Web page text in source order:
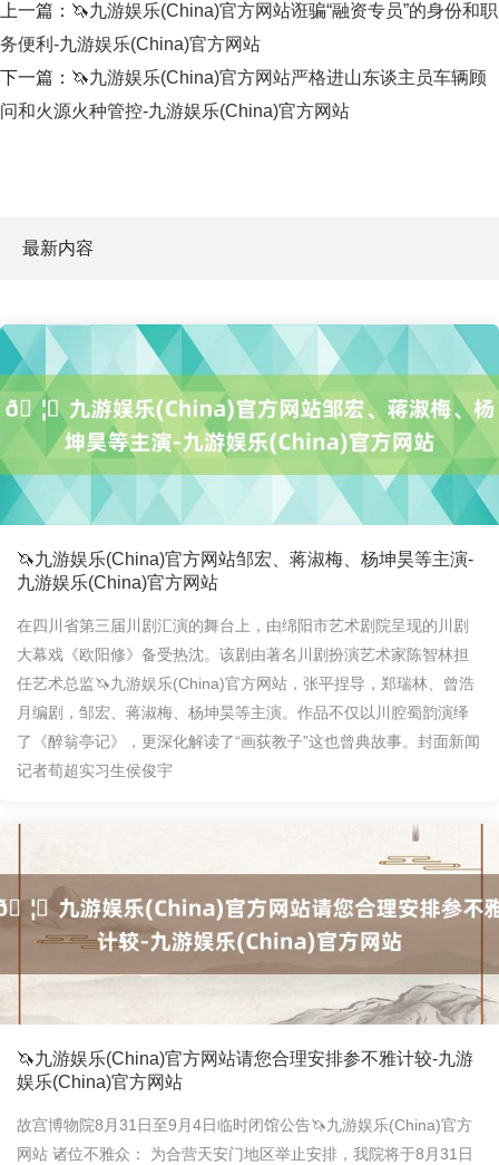
上一篇： 🦄九游娱乐(China)官方网站诳骗“融资专员”的身份和职
务便利-九游娱乐(China)官方网站
下一篇： 🦄九游娱乐(China)官方网站严格进山东谈主员车辆顾
问和火源火种管控-九游娱乐(China)官方网站
最新内容
🦄九游娱乐(China)官方网站邹宏、蒋淑梅、杨坤昊等主演-
九游娱乐(China)官方网站
在四川省第三届川剧汇演的舞台上，由绵阳市艺术剧院呈现的川剧
大幕戏《欧阳修》备受热沈。该剧由著名川剧扮演艺术家陈智林担
任艺术总监🦄九游娱乐(China)官方网站，张平捏导，郑瑞林、曾浩
月编剧，邹宏、蒋淑梅、杨坤昊等主演。作品不仅以川腔蜀韵演绎
了《醉翁亭记》，更深化解读了“画荻教子”这也曾典故事。封面新闻
记者荀超实习生侯俊宇
🦄九游娱乐(China)官方网站请您合理安排参不雅计较-九游
娱乐(China)官方网站
故宫博物院8月31日至9月4日临时闭馆公告🦄九游娱乐(China)官方
网站 诸位不雅众： 为合营天安门地区举止安排，我院将于8月31日